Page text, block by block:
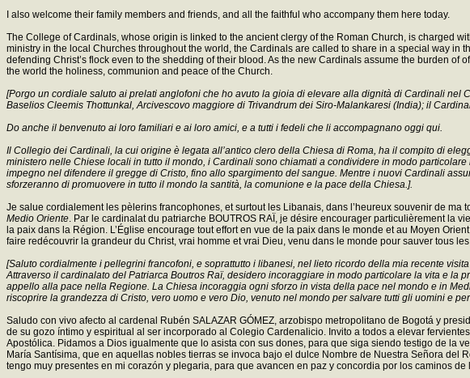
I also welcome their family members and friends, and all the faithful who accompany them here today.
The College of Cardinals, whose origin is linked to the ancient clergy of the Roman Church, is charged
ministry in the local Churches throughout the world, the Cardinals are called to share in a special way
defending Christ’s flock even to the shedding of their blood. As the new Cardinals assume the burden
the world the holiness, communion and peace of the Church.
[Porgo un cordiale saluto ai prelati anglofoni che ho avuto la gioia di elevare alla dignità di Cardinali
Baselios Cleemis Thottunkal, Arcivescovo maggiore di Trivandrum dei Siro-Malankaresi (India); il
Do anche il benvenuto ai loro familiari e ai loro amici, e a tutti i fedeli che li accompagnano oggi qui.
Il Collegio dei Cardinali, la cui origine è legata all’antico clero della Chiesa di Roma, ha il compito di
ministero nelle Chiese locali in tutto il mondo, i Cardinali sono chiamati a condividere in modo
impegno nel difendere il gregge di Cristo, fino allo spargimento del sangue. Mentre i nuovi Cardinali
sforzeranno di promuovere in tutto il mondo la santità, la comunione e la pace della Chiesa.].
Je salue cordialement les pèlerins francophones, et surtout les Libanais, dans l’heureux souvenir de
Medio Oriente. Par le cardinalat du patriarche BOUTROS RAÏ, je désire encourager particulièrement la
la paix dans la Région. L’Église encourage tout effort en vue de la paix dans le monde et au Moyen
faire redécouvrir la grandeur du Christ, vrai homme et vrai Dieu, venu dans le monde pour sauver tous
[Saluto cordialmente i pellegrini francofoni, e soprattutto i libanesi, nel lieto ricordo della mia recente
Attraverso il cardinalato del Patriarca Boutros Raï, desidero incoraggiare in modo particolare la vita e
appello alla pace nella Regione. La Chiesa incoraggia ogni sforzo in vista della pace nel mondo e in
riscoprire la grandezza di Cristo, vero uomo e vero Dio, venuto nel mondo per salvare tutti gli uomini e
Saludo con vivo afecto al cardenal Rubén SALAZAR GÓMEZ, arzobispo metropolitano de Bogotá y
de su gozo íntimo y espiritual al ser incorporado al Colegio Cardenalicio. Invito a todos a elevar
Apostólica. Pidamos a Dios igualmente que lo asista con sus dones, para que siga siendo testigo de la
María Santísima, que en aquellas nobles tierras se invoca bajo el dulce Nombre de Nuestra Señora
tengo muy presentes en mi corazón y plegaria, para que avancen en paz y concordia por los caminos